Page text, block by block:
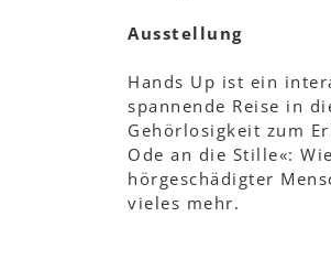
Ausstellung
Hands Up ist ein
spannende Reise in
Gehörlosigkeit zum
Ode an die Stille«:
hörgeschädigter
vieles mehr.